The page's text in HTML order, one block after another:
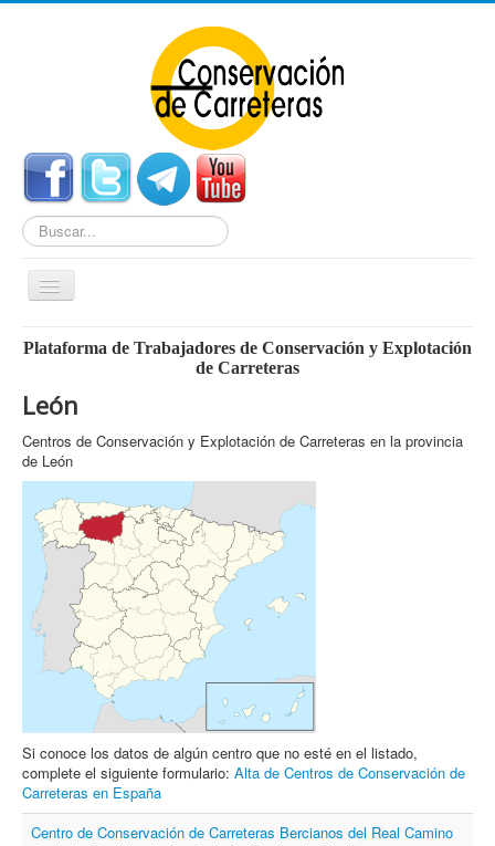
Buscar...
Cambiar
navegación
Home
Centros de Conservación
Empleo
Archivo
Formularios
Contacto
Plataforma de Trabajadores de Conservación y Explotación
de Carreteras
León
Centros de Conservación y Explotación de Carreteras en la provincia
de León
Si conoce los datos de algún centro que no esté en el listado,
complete el siguiente formulario: Alta de Centros de Conservación de
Carreteras en España
Centro de Conservación de Carreteras Bercianos del Real Camino